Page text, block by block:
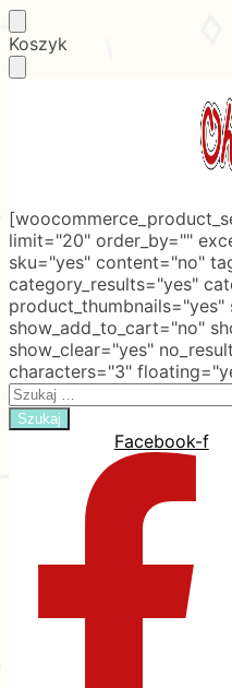
Skip
to
Skip
to
Koszyk
limit="20" order_by=""
sku="yes" content="no"
category_results="yes"
product_thumbnails="yes"
show_add_to_cart="no"
show_clear="yes"
characters="3"
Search
for:
Facebook-f